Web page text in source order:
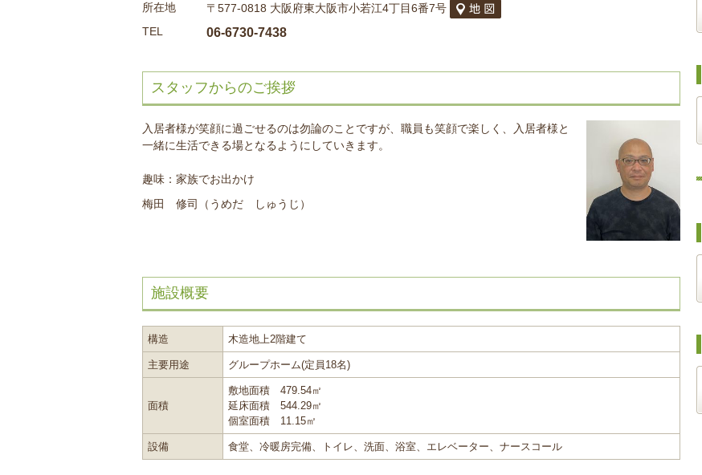
所在地
〒577-0818 大阪府東大阪市小若江4丁目6番7号
TEL
06-6730-7438
スタッフからのご挨拶
入居者様が笑顔に過ごせるのは勿論のことですが、職員も笑顔で楽しく、入居者様と
一緒に生活できる場となるようにしていきます。
趣味：家族でお出かけ
梅田 修司（うめだ しゅうじ）
施設概要
構造 木造地上2階建て
主要用途 グループホーム(定員18名)
面積
敷地面積 479.54㎡
延床面積 544.29㎡
個室面積 11.15㎡
設備 食堂、冷暖房完備、トイレ、洗面、浴室、エレベーター、ナースコール